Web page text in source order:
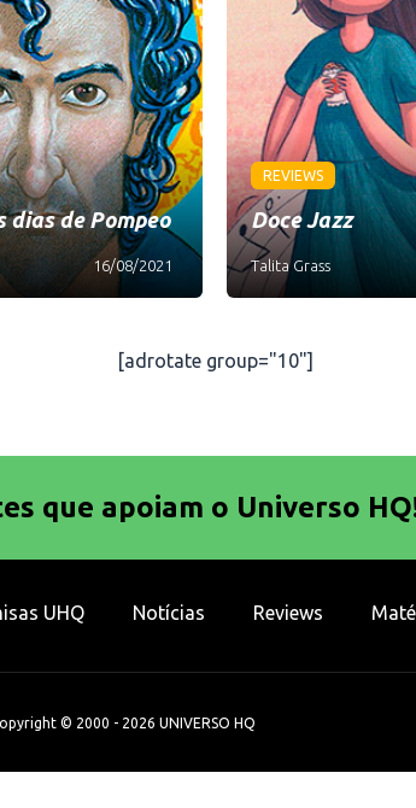
dias de Pompeo
16/08/2021
REVIEWS
Doce Jazz
Talita Grass
[adrotate group="10"]
que apoiam o Universo
UHQ Notícias Reviews
© 2000 - 2026 UNIVERSO HQ